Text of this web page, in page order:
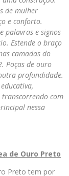
de mulher
e conforto.
palavras e signos
Estende o braço
camadas do
Poças de ouro
profundidade.
com
nessa
de Ouro Preto
Preto tem por